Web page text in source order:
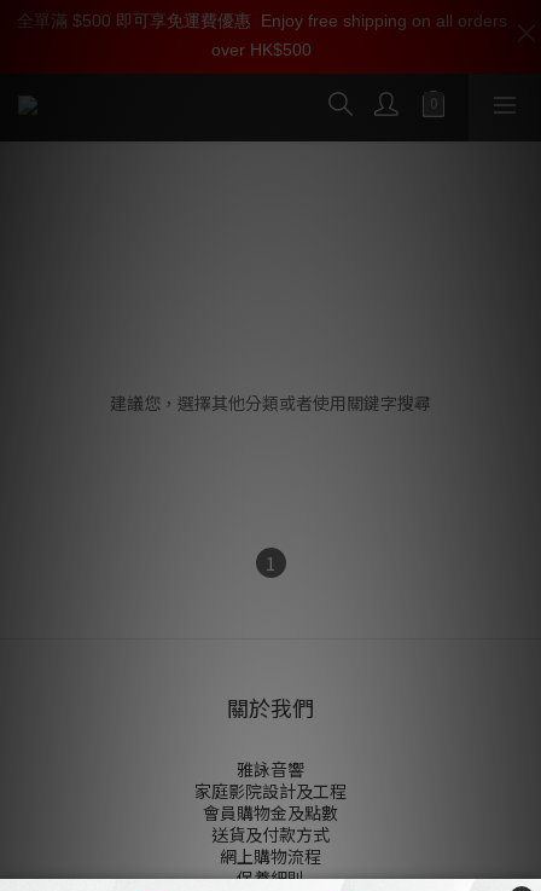
建議您，選擇其他分類或者使用關鍵字搜尋
1
關於我們
雅詠音響
家庭影院設計及工程
會員購物金及點數
送貨及付款方式
網上購物流程
保養細則
加入雅詠尊尚會員，即享【$1000迎新購物金】【點數回贈 1點數
=1HKD】 獨家會員價
全單滿 $500 即可享免運費優惠
Enjoy free shipping on all orders
over HK$500